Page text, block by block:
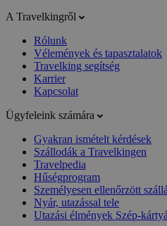
A Travelkingről
Rólunk
Vélemények és tapasztalatok
Travelking segítség
Karrier
Kapcsolat
Ügyfeleink számára
Gyakran ismételt kérdések
Szállodák a Travelkingen
Travelpedia
Hűségprogram
Személyesen ellenőrzött
Nyár, utazással tele
Utazási élmények Szép-